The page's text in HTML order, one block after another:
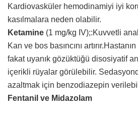
Kardiovasküler hemodinamiyi iyi
kasılmalara neden olabilir.
Ketamine (1 mg/kg IV);:Kuvvetli
Kan ve bos basıncını
fakat uyanık gözüktüğü disosiyatif
içerikli rüyalar görülebilir.
azaltmak için benzodiazepin
Fentanil ve Midazolam